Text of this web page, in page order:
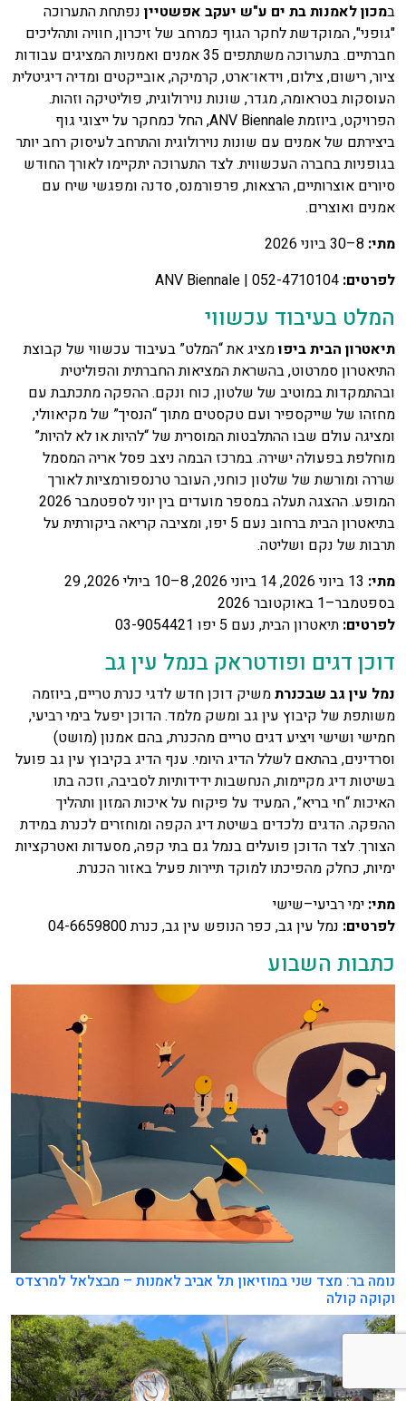
במכון לאמנות בת ים ע"ש יעקב אפשטיין נפתחת התערוכה
"גופני", המוקדשת לחקר הגוף כמרחב של זיכרון, חוויה ותהליכים
חברתיים. בתערוכה משתתפים 35 אמנים ואמניות המציגים עבודות
ציור, רישום, צילום, וידאו־ארט, קרמיקה, אובייקטים ומדיה דיגיטלית
העוסקות בטראומה, מגדר, שונות נוירולוגית, פוליטיקה וזהות.
הפרויקט, ביוזמת ANV Biennale, החל כמחקר על ייצוגי גוף
ביצירתם של אמנים עם שונות נוירולוגית והתרחב לעיסוק רחב יותר
בגופניות בחברה העכשווית. לצד התערוכה יתקיימו לאורך החודש
סיורים אוצרותיים, הרצאות, פרפורמנס, סדנה ומפגשי שיח עם
אמנים ואוצרים.
מתי:
לפרטים:
המלט בעיבוד עכשווי
תיאטרון הבית ביפומציג את “המלט” בעיבוד עכשווי של קבוצת
התיאטרון סמרטוט, בהשראת המציאות החברתית והפוליטית
ובהתמקדות במוטיב של שלטון, כוח ונקם. ההפקה מתכתבת עם
מחזהו של שייקספיר ועם טקסטים מתוך “הנסיך” של מקיאוולי,
ומציגה עולם שבו ההתלבטות המוסרית של “להיות או לא להיות”
מוחלפת בפעולה ישירה. במרכז הבמה ניצב פסל אריה המסמל
שררה ומורשת של שלטון כוחני, העובר טרנספורמציות לאורך
המופע. ההצגה תעלה במספר מועדים בין יוני לספטמבר 2026
בתיאטרון הבית ברחוב נעם 5 יפו, ומציבה קריאה ביקורתית על
תרבות של נקם ושליטה.
מתי:
13 ביוני 2026, 14 ביוני 2026, 8–10 ביולי 2026, 29
בספטמבר–1 באוקטובר 2026
לפרטים: תיאטרון הבית, נעם 5 יפו 03-9054421
דוכן דגים ופודטראק בנמל עין גב
נמל עין גב שבכנרתמשיק דוכן חדש לדגי כנרת טריים, ביוזמה
משותפת של קיבוץ עין גב ומשק מלמד. הדוכן יפעל בימי רביעי,
חמישי ושישי ויציע דגים טריים מהכנרת, בהם אמנון (מושט)
וסרדינים, בהתאם לשלל הדיג היומי. ענף הדיג בקיבוץ עין גב פועל
בשיטות דיג מקיימות, הנחשבות ידידותיות לסביבה, וזכה בתו
האיכות “חי בריא”, המעיד על פיקוח על איכות המזון ותהליך
ההפקה. הדגים נלכדים בשיטת דיג הקפה ומוחזרים לכנרת במידת
הצורך. לצד הדוכן פועלים בנמל גם בתי קפה, מסעדות ואטרקציות
ימיות, כחלק מהפיכתו למוקד תיירות פעיל באזור הכנרת.
מתי: ימי רביעי–שישי
לפרטים: נמל עין גב, כפר הנופש עין גב, כנרת 04-6659800
כתבות השבוע
נומה בר: מצד שני במוזיאון תל אביב לאמנות – מבצלאל למרצדס
וקוקה קולה